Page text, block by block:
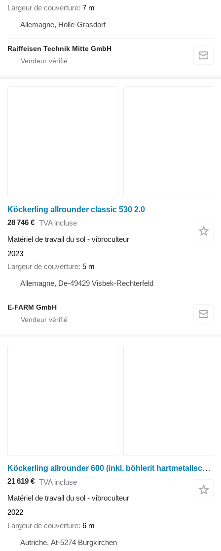
Largeur de couverture 7 m
Allemagne, Holle-Grasdorf
Raiffeisen Technik Mitte GmbH
Köckerling allrounder classic 530 2.0
28 746 € TVA incluse
Matériel de travail du sol - vibroculteur
2023
Largeur de couverture 5 m
Allemagne, De-49429 Visbek-Rechterfeld
E-FARM GmbH
Köckerling allrounder 600 (inkl. böhlerit hartmetallschare)
21 619 € TVA incluse
Matériel de travail du sol - vibroculteur
2022
Largeur de couverture 6 m
Autriche, At-5274 Burgkirchen